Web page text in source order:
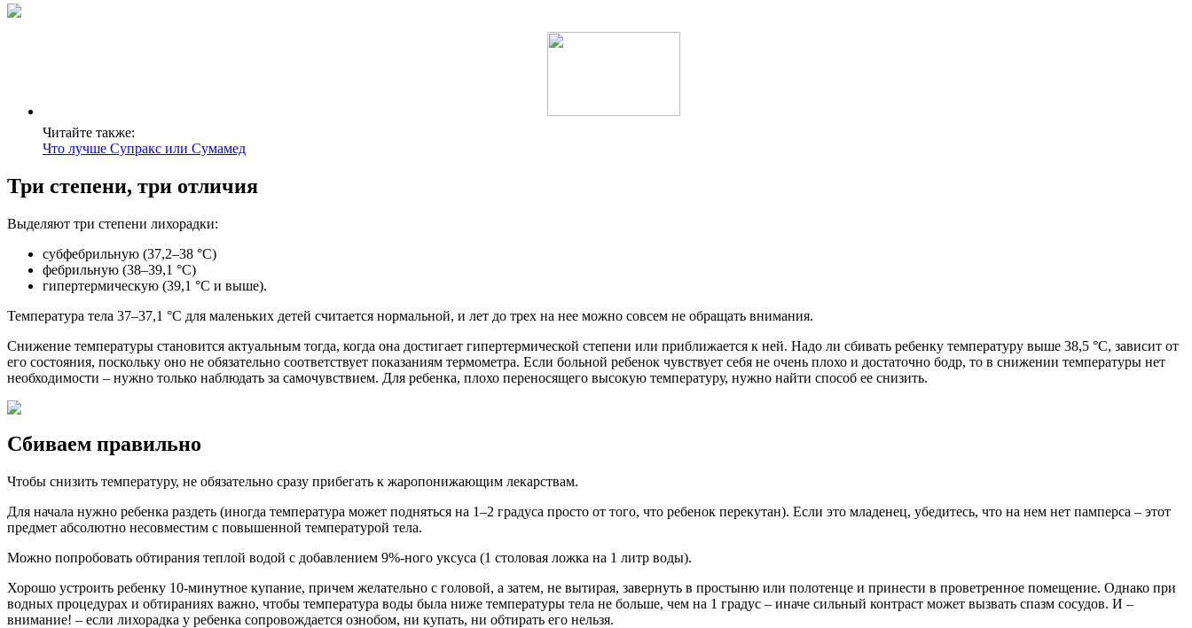
Читайте также:
Что лучше Супракс или Сумамед
Три степени, три отличия
Выделяют три степени лихорадки:
субфебрильную (37,2–38 °C)
фебрильную (38–39,1 °C)
гипертермическую (39,1 °C и выше).
Температура тела 37–37,1 °C для маленьких детей считается нормальной, и лет до трех на нее можно совсем не обращать внимания.
Снижение температуры становится актуальным тогда, когда она достигает гипертермической степени или приближается к ней. Надо ли сбивать ребенку температуру выше 38,5 °C, зависит от
его состояния, поскольку оно не обязательно соответствует показаниям термометра. Если больной ребенок чувствует себя не очень плохо и достаточно бодр, то в снижении температуры нет
необходимости – нужно только наблюдать за самочувствием. Для ребенка, плохо переносящего высокую температуру, нужно найти способ ее снизить.
Сбиваем правильно
Чтобы снизить температуру, не обязательно сразу прибегать к жаропонижающим лекарствам.
Для начала нужно ребенка раздеть (иногда температура может подняться на 1–2 градуса просто от того, что ребенок перекутан). Если это младенец, убедитесь, что на нем нет памперса – этот
предмет абсолютно несовместим с повышенной температурой тела.
Можно попробовать обтирания теплой водой с добавлением 9%-ного уксуса (1 столовая ложка на 1 литр воды).
Хорошо устроить ребенку 10‑минутное купание, причем желательно с головой, а затем, не вытирая, завернуть в простыню или полотенце и принести в проветренное помещение. Однако при
водных процедурах и обтираниях важно, чтобы температура воды была ниже температуры тела не больше, чем на 1 градус – иначе сильный контраст может вызвать спазм сосудов. И –
внимание! – если лихорадка у ребенка сопровождается ознобом, ни купать, ни обтирать его нельзя.